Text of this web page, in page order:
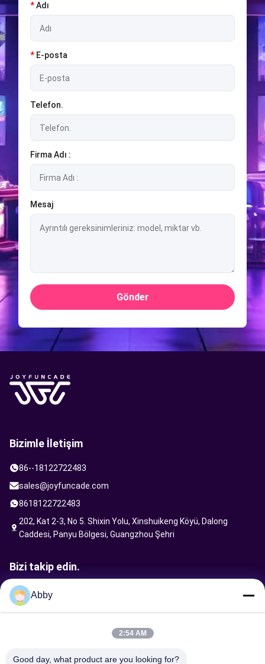
*Adı
* E-posta
Telefon.
Firma Adı :
Mesaj
Gönder
Bizimle İletişim
86--18122722483
sales@joyfuncade.com
8618122722483
202, Kat 2-3, No 5. Shixin Yolu, Xinshuikeng Köyü, Dalong
Caddesi, Panyu Bölgesi, Guangzhou Şehri
Bizi takip edin.
Abby
2:54 AM
Good day, what product are you looking for?